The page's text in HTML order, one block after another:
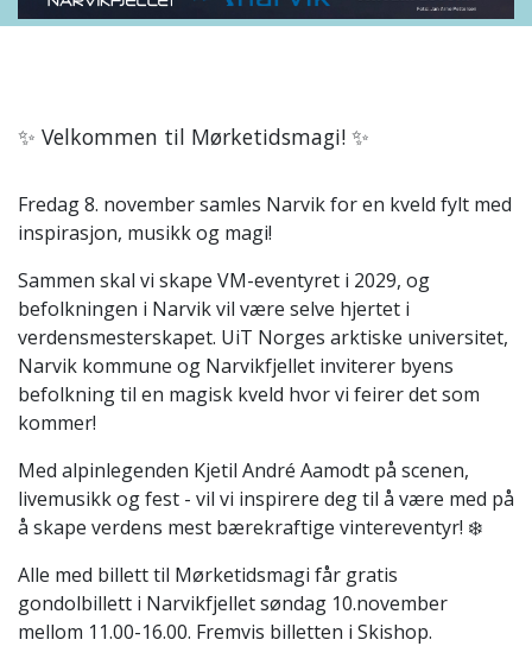
✨ Velkommen til Mørketidsmagi! ✨
Fredag 8. november samles Narvik for en kveld fylt med
inspirasjon, musikk og magi!
Sammen skal vi skape VM-eventyret i 2029, og
befolkningen i Narvik vil være selve hjertet i
verdensmesterskapet. UiT Norges arktiske universitet,
Narvik kommune og Narvikfjellet inviterer byens
befolkning til en magisk kveld hvor vi feirer det som
kommer!
Med alpinlegenden Kjetil André Aamodt på scenen,
livemusikk og fest - vil vi inspirere deg til å være med på
å skape verdens mest bærekraftige vintereventyr! ❄️
Alle med billett til Mørketidsmagi får gratis
gondolbillett i Narvikfjellet søndag 10.november
mellom 11.00-16.00. Fremvis billetten i Skishop.